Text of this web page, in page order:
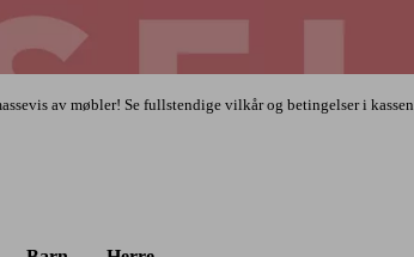
av møbler! Se fullstendige vilkår og betingelser i kassen.